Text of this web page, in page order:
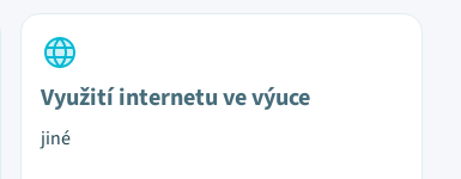
Využití internetu ve výuce
jiné